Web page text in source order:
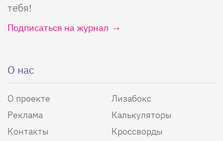
тебя!
Подписаться на журнал
О нас
О проекте
Реклама
Контакты
Лизабокс
Калькуляторы
Кроссворды